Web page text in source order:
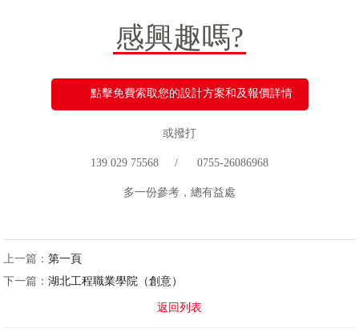
感興趣嗎?
點擊免費索取您的設計方案和及報價詳情
或撥打
139 029 75568 / 0755-26086968
多一份參考，總有益處
上一篇：第一頁
下一篇：湖北工程職業學院（創意）
返回列表